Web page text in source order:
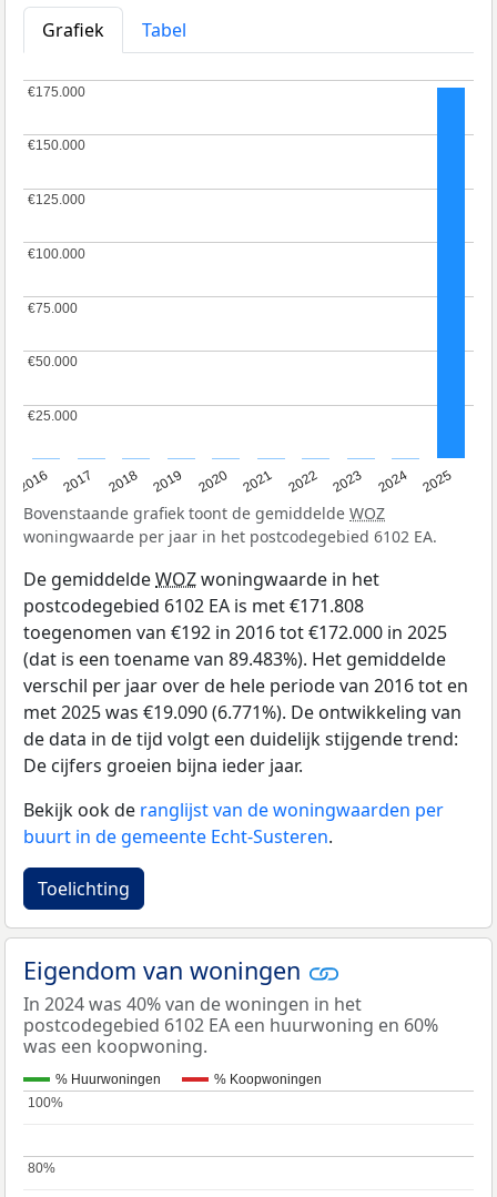
Grafiek
Tabel
2016 2017 2018 2019 2020 2021 2022 2023 2024 2025
€25.000
€25.000
€50.000
€50.000
€75.000
€75.000
€100.000
€100.000
€125.000
€125.000
€150.000
€150.000
€175.000
€175.000
Bovenstaande grafiek toont de gemiddelde WOZ
woningwaarde per jaar in het postcodegebied 6102 EA.
De gemiddeldeWOZwoningwaarde in het
postcodegebied 6102 EA is met €171.808
toegenomen van €192 in 2016 tot €172.000 in 2025
(dat is een toename van 89.483%). Het gemiddelde
verschil per jaar over de hele periode van 2016 tot en
met 2025 was €19.090 (6.771%). De ontwikkeling van
de data in de tijd volgt een duidelijk stijgende trend:
De cijfers groeien bijna ieder jaar.
Bekijk ook de ranglijst van de woningwaarden per
buurt in de gemeente Echt-Susteren.
Toelichting
Eigendom van woningen
In 2024 was 40% van de woningen in het
postcodegebied 6102 EA een huurwoning en 60%
was een koopwoning.
% Huurwoningen % Koopwoningen
80%
80%
100%
100%